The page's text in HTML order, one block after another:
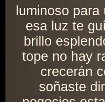
luminoso
esa luz te
brillo
tope no hay
crecerán
soñaste